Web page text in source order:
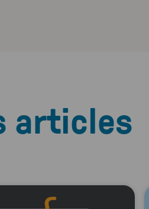
articles